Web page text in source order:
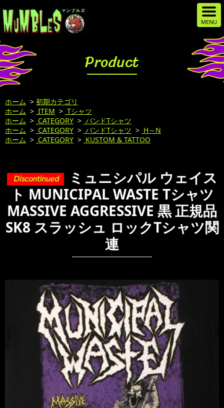
Product
ホーム > 初期カテゴリ
ホーム > ITEM > Tシャツ
ホーム > CATEGORY > バンドTシャツ
ホーム > CATEGORY > バンドTシャツ > H～N
ホーム > CATEGORY > KUSTOM & TATTOO
ミュニシパル ウェイス
ト MUNICIPAL WASTE Tシャツ
MASSIVE AGGRESSIVE 黒 正規品
SK8 スラッシュ ロックTシャツ関
連